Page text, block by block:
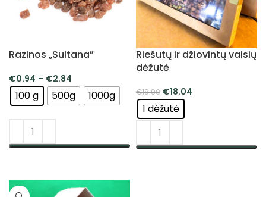
Razinos „Sultana”
€0.94 – €2.84
100 g 500g 1000g
Riešutų ir džiovintų vaisių
dėžutė
€18.99 €18.04
1 dėžutė